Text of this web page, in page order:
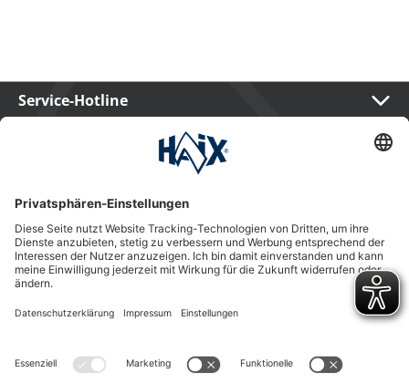
Service-Hotline
Shop Service
Newsletter
Follow us
Kauf auf Rechnung